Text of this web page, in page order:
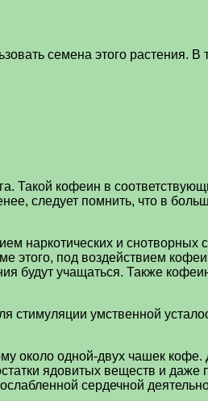
семена этого растения. В
Такой кофеин в
следует помнить, что в
наркотических и снотворных
этого, под воздействием
будут учащаться. Также
стимуляции умственной
около одной-двух чашек
ядовитых веществ и даже
сердечной